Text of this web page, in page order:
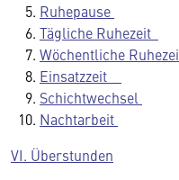
Ruhepause
Tägliche Ruhezeit
Wöchentliche
Einsatzzeit
Schichtwechsel
Nachtarbeit
VI. Überstunden